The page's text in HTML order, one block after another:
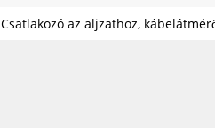
Csatlakozó az aljzathoz,